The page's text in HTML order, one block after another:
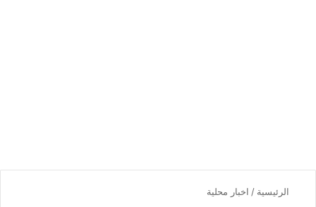
الرئيسية / اخبار محلية